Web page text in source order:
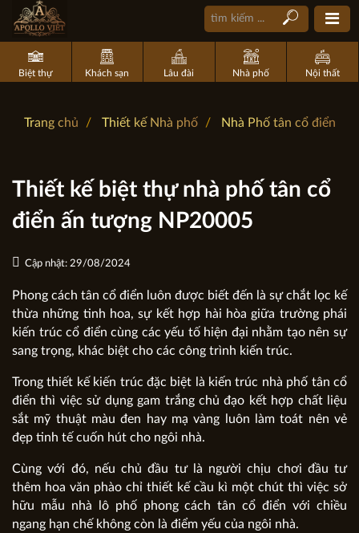
Biệt thự Khách sạn Lâu đài Nhà phố Nội thất
Trang chủ Thiết kế Nhà phố Nhà Phố tân cổ điển
Thiết kế biệt thự nhà phố tân cổ
điển ấn tượng NP20005
Cập nhật: 29/08/2024
Phong cách tân cổ điển luôn được biết đến là sự chắt lọc kế
thừa những tinh hoa, sự kết hợp hài hòa giữa trường phái
kiến trúc cổ điển cùng các yếu tố hiện đại nhằm tạo nên sự
sang trọng, khác biệt cho các công trình kiến trúc.
Trong thiết kế kiến trúc đặc biệt là kiến trúc nhà phố tân cổ
điển thì việc sử dụng gam trắng chủ đạo kết hợp chất liệu
sắt mỹ thuật màu đen hay mạ vàng luôn làm toát nên vẻ
đẹp tinh tế cuốn hút cho ngôi nhà.
Cùng với đó, nếu chủ đầu tư là người chịu chơi đầu tư
thêm hoa văn phào chỉ thiết kế cầu kì một chút thì việc sở
hữu mẫu nhà lô phố phong cách tân cổ điển với chiều
ngang hạn chế không còn là điểm yếu của ngôi nhà.